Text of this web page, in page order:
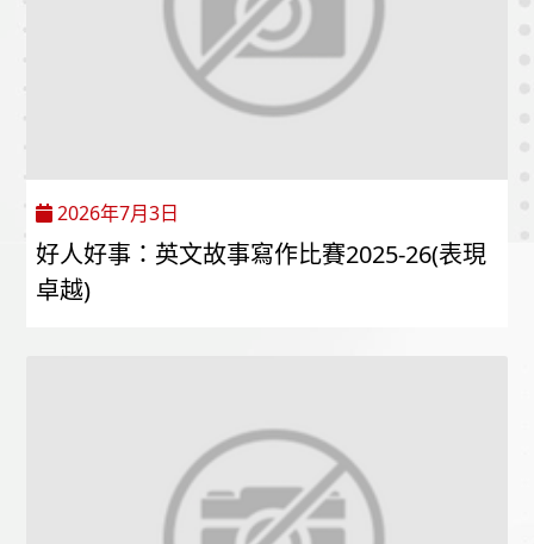
2026年7月3日
好人好事：英文故事寫作比賽2025-26(表現
卓越)